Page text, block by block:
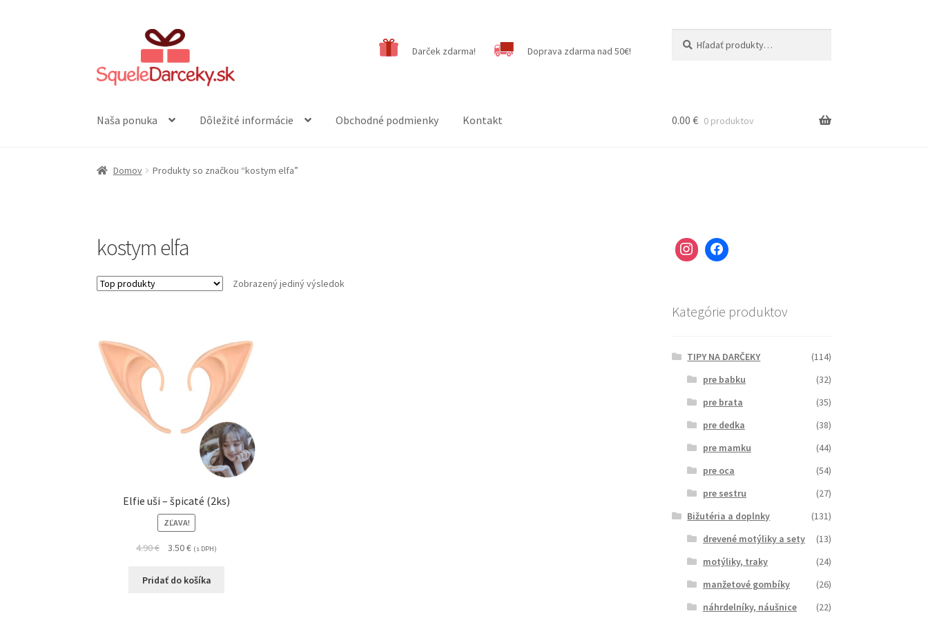
navigáciu
obsah
Darček zdarma! Doprava zdarma nad 50€!
Naša ponuka Dôležité informácie Obchodné podmienky Kontakt 0.00 € 0 produktov
Domov Produkty so značkou “kostym elfa”
kostym elfa
Zobrazený jediný výsledok
Elfie uši – špicaté (2ks)
ZĽAVA!
4.90€ 3.50€ (s DPH)
Pridať do košíka
Kategórie produktov
TIPY NA DARČEKY
(114)
pre babku
(32)
pre brata
(35)
pre dedka
(38)
pre mamku
(44)
pre oca
(54)
pre sestru
(27)
Bižutéria a doplnky
(131)
drevené motýliky a sety
(13)
motýliky, traky
(24)
manžetové gombíky
(26)
náhrdelníky, náušnice
(22)